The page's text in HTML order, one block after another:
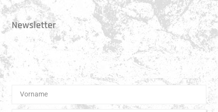
Newsletter
Erhalte 1x pro Quartal unsere News in dein Postfach. Darüber hinaus
teilen wir gerne Spannendes und Lehrreiches aus der Welt des Muay Thai
Boxen.